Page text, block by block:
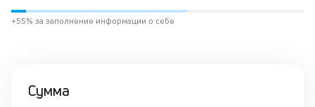
+55% за заполнение информации о себе
Сумма